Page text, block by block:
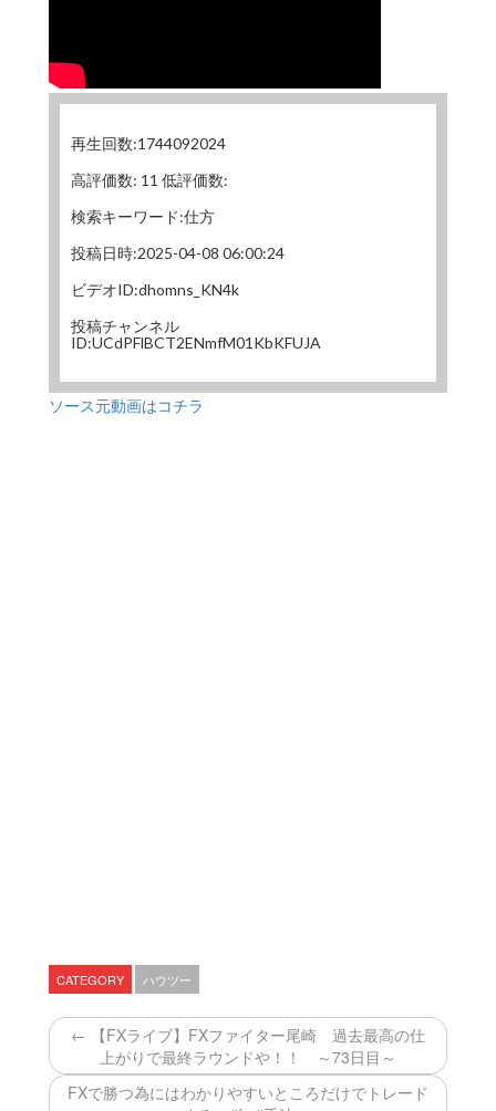
再生回数:1744092024
高評価数: 11 低評価数:
検索キーワード:仕方
投稿日時:2025-04-08 06:00:24
ビデオID:dhomns_KN4k
投稿チャンネル
ID:UCdPFlBCT2ENmfM01KbKFUJA
ソース元動画はコチラ
CATEGORY ハウツー
← 【FXライブ】FXファイター尾崎 過去最高の仕
上がりで最終ラウンドや！！ ～73日目～
FXで勝つ為にはわかりやすいところだけでトレード